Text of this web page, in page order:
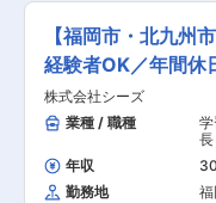
60点前後のため、まずは
らうことが大切になりま
ではなく、【褒めて伸ば
ます。 変更の範囲：会
時の仕事内容＞ カタリバ
き、平時はそちらに携わ
事業などから、経験・ス
属となります。 ∇カタリバ
https://
人 https://
平時においても週1日程
ンス企業や有識者、専門
を担当する想定です。自
していただきます。 ■当ポジションの特徴： 風
力発電メンテナンス技術
ースク・トレーニング社
もと、2024年6月に川崎
GWO認定トレーニングセ
くポジションとなります
1500名の風力発電メンテ
る能力を備えた当施設で
設の元で、風力発電メン
されるさまざまなコース
【福岡市・北九州
経験者OK／年間休
株式会社シーズ
業種 / 職種
年収
勤務地